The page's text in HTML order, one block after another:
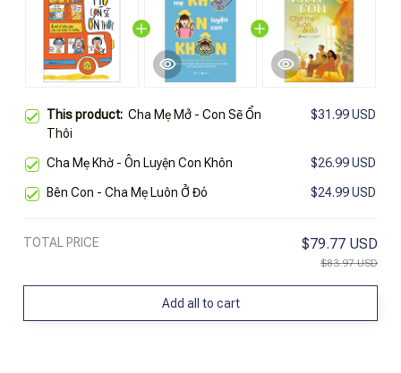
This product: Cha Mẹ Mở - Con Sẽ Ổn
Thôi
$31.99 USD
Cha Mẹ Khờ - Ôn Luyện Con Khôn $26.99 USD
Bên Con - Cha Mẹ Luôn Ở Đó $24.99 USD
TOTAL PRICE $79.77 USD
$83.97 USD
Add all to cart